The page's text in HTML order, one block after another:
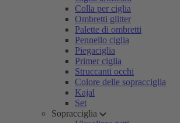
Colla per ciglia
Ombretti glitter
Palette di ombretti
Pennello ciglia
Piegaciglia
Primer ciglia
Struccanti occhi
Colore delle sopracciglia
Kajal
Set
Sopracciglia